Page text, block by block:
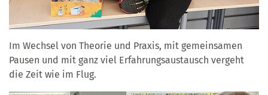
Im Wechsel von Theorie und Praxis, mit gemeinsamen
Pausen und mit ganz viel Erfahrungsaustausch vergeht
die Zeit wie im Flug.